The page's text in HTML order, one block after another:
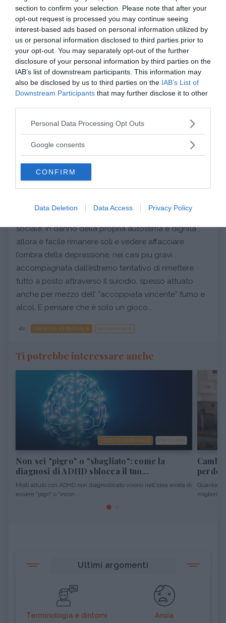
section to confirm your selection. Please note that after your
opt-out request is processed you may continue seeing
interest-based ads based on personal information utilized by
us or personal information disclosed to third parties prior to
your opt-out. You may separately opt-out of the further
disclosure of your personal information by third parties on the
IAB’s list of downstream participants. This information may
also be disclosed by us to third parties on the IAB’s List of
Downstream Participants that may further disclose it to other
Please note that this website/app uses one or more Google
not limited to your visit or usage behaviour. You may click to
use your data for below specified purposes in below Google
consent section.
Personal Data Processing Opt Outs
Google consents
CONFIRM
Data Deletion Data Access Privacy Policy
Continua a leggere dopo la pubblicità
Ma quale che sia la interpretazione eziologica il
problema è che l’individuo è costantemente assorbito
dal pensiero del gioco, il quale diventa una strategia
fallimentare di evitamento dai problemi, vi è un
continuo affidarsi alla sorte, per raggiungere la
“felicità”, per mezzo di somme di denaro sempre più
consistenti, (comportamento favorito dalla sindrome
della tolleranza e dell’astinenza), fino a portarsi al
tracollo economico, dopodiché non esiterà a
procurarsi il denaro anche con mezzi illegali
sociale, in danno della propria autostima e dignità ,
allora è facile rimanere soli e vedere affacciare
l’ombra della depressione, nei casi piu gravi
accompagnata dall’estremo tentativo di rimettere
tutto a posto attraverso il suicidio, spesso attuato
anche per mezzo dell’ “accoppiata vincente” fumo e
alcol. E pensare che è solo un gioco…
da: CRESCITA PERSONALE DIPENDENZE
Ti potrebbe interessare anche
CRESCITA PERSONALE PSICOLOGIA
Non sei "pigro" o "sbagliato": come la
diagnosi di ADHD sblocca il tuo...
Molti adulti con ADHD non diagnosticato vivono nell'idea errata di
essere "pigri" o "incon...
Quante
migliori
Ultimi argomenti
Terminologia e dintorni Ansia